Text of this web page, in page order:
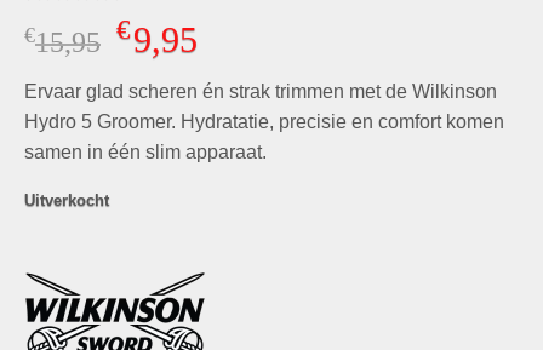
Gewaardeerd
4.80op 5
gebaseerd
waarderingen
€15,95 Oorspronkelijke
prijs
was:
€15,95.
€9,95Huidige
is:
€9,95.
Ervaar glad scheren én strak trimmen met de Wilkinson
Hydro 5 Groomer. Hydratatie, precisie en comfort komen
samen in één slim apparaat.
Uitverkocht